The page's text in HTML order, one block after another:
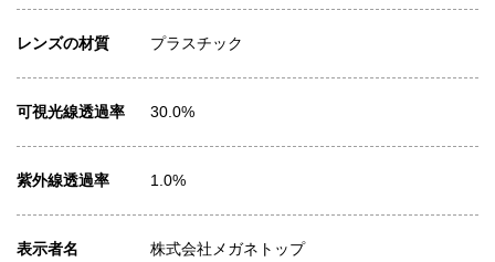
レンズの材質 プラスチック
可視光線透過率 30.0%
紫外線透過率 1.0%
表示者名
株式会社メガネトップ